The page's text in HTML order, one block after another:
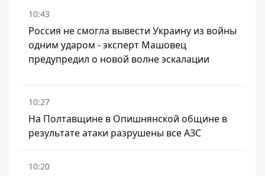
10:43
Россия не смогла вывести Украину из войны
одним ударом - эксперт Машовец
предупредил о новой волне эскалации
10:27
На Полтавщине в Опишнянской общине в
результате атаки разрушены все АЗС
10:20